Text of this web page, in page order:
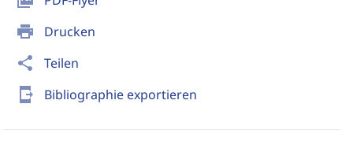
print Drucken
share Teilen
send_to_mobile Bibliographie exportieren